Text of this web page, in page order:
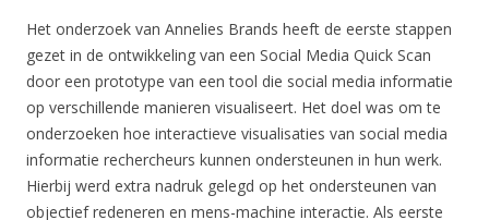
Het onderzoek van Annelies Brands heeft de eerste stappen
gezet in de ontwikkeling van een Social Media Quick Scan
door een prototype van een tool die social media informatie
op verschillende manieren visualiseert. Het doel was om te
onderzoeken hoe interactieve visualisaties van social media
informatie rechercheurs kunnen ondersteunen in hun werk.
Hierbij werd extra nadruk gelegd op het ondersteunen van
objectief redeneren en mens-machine interactie. Als eerste